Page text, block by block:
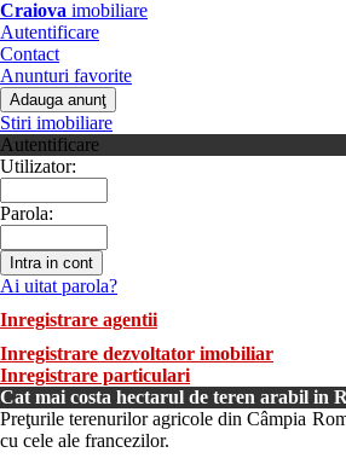
Craiova imobiliare
Autentificare
Contact
Anunturi favorite
Stiri imobiliare
Autentificare
Utilizator:
Parola:
Ai uitat parola?
Inregistrare agentii
Inregistrare dezvoltator imobiliar
Inregistrare particulari
Cat mai costa hectarul de teren arabil in
Preţurile terenurilor agricole din Câmpia
cu cele ale francezilor.